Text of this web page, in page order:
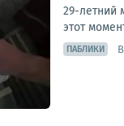
29-летний
этот
ПАБЛИКИ